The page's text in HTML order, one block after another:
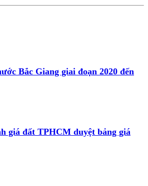
Bắc Giang giai đoạn 2020 đến
giá đất TPHCM duyệt bảng giá